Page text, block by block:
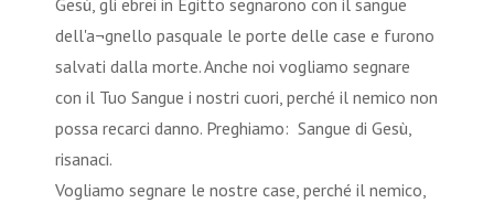
Gesù, gli ebrei in Egitto segnarono con il sangue
dell'a¬gnello pasquale le porte delle case e furono
salvati dalla morte. Anche noi vogliamo segnare
con il Tuo Sangue i nostri cuori, perché il nemico non
possa recarci danno. Preghiamo: Sangue di Gesù,
risanaci.
Vogliamo segnare le nostre case, perché il nemico,